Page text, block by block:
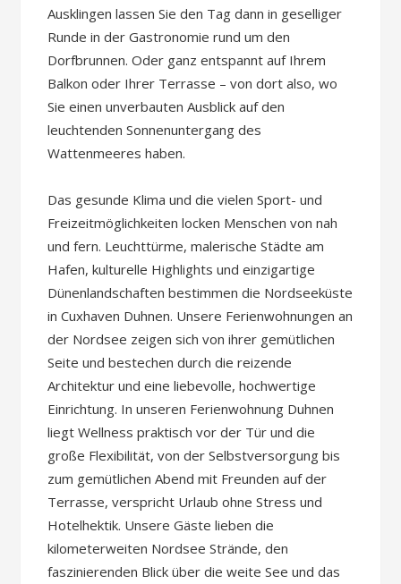
Ausklingen lassen Sie den Tag dann in geselliger
Runde in der Gastronomie rund um den
Dorfbrunnen. Oder ganz entspannt auf Ihrem
Balkon oder Ihrer Terrasse – von dort also, wo
Sie einen unverbauten Ausblick auf den
leuchtenden Sonnenuntergang des
Wattenmeeres haben.
Das gesunde Klima und die vielen Sport- und
Freizeitmöglichkeiten locken Menschen von nah
und fern. Leuchttürme, malerische Städte am
Hafen, kulturelle Highlights und einzigartige
Dünenlandschaften bestimmen die Nordseeküste
in Cuxhaven Duhnen. Unsere Ferienwohnungen an
der Nordsee zeigen sich von ihrer gemütlichen
Seite und bestechen durch die reizende
Architektur und eine liebevolle, hochwertige
Einrichtung. In unseren Ferienwohnung Duhnen
liegt Wellness praktisch vor der Tür und die
große Flexibilität, von der Selbstversorgung bis
zum gemütlichen Abend mit Freunden auf der
Terrasse, verspricht Urlaub ohne Stress und
Hotelhektik. Unsere Gäste lieben die
kilometerweiten Nordsee Strände, den
faszinierenden Blick über die weite See und das